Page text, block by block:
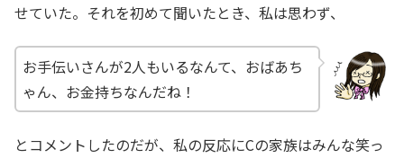
せていた。それを初めて聞いたとき、私は思わず、
お手伝いさんが2人もいるなんて、おばあち
ゃん、お金持ちなんだね！
とコメントしたのだが、私の反応にCの家族はみんな笑っ